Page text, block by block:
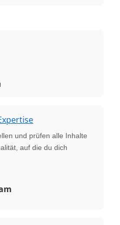
und prüfen alle Inhalte
auf die du dich